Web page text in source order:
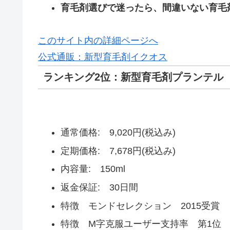
育毛剤選びで迷ったら、間違いない育毛
このサイト内の詳細ページへ
公式通販：新型育毛剤イクオス
ランキング2位：新型育毛剤プランテ
通常価格: 9,020円(税込み)
定期価格: 7,678円(税込み)
内容量: 150ml
返金保証: 30日間
特徴 モンドセレクション 2015受賞
特徴 M字克服ユーザー支持率 第1位